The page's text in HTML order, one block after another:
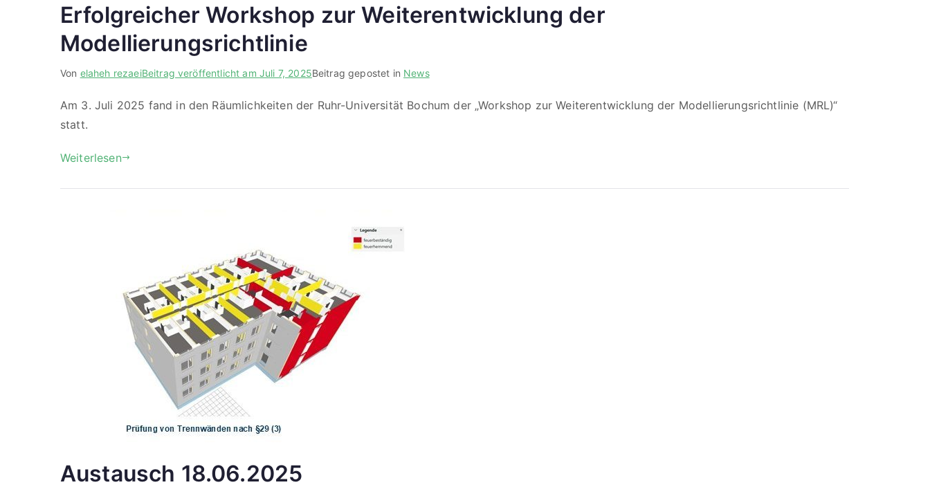
Erfolgreicher Workshop zur Weiterentwicklung der
Modellierungsrichtlinie
Von elaheh rezaeiBeitrag veröffentlicht am Juli 7, 2025Beitrag gepostet in News
Am 3. Juli 2025 fand in den Räumlichkeiten der Ruhr-Universität Bochum der „Workshop zur Weiterentwicklung der Modellierungsrichtlinie (MRL)“
statt.
Weiterlesen
Austausch 18.06.2025